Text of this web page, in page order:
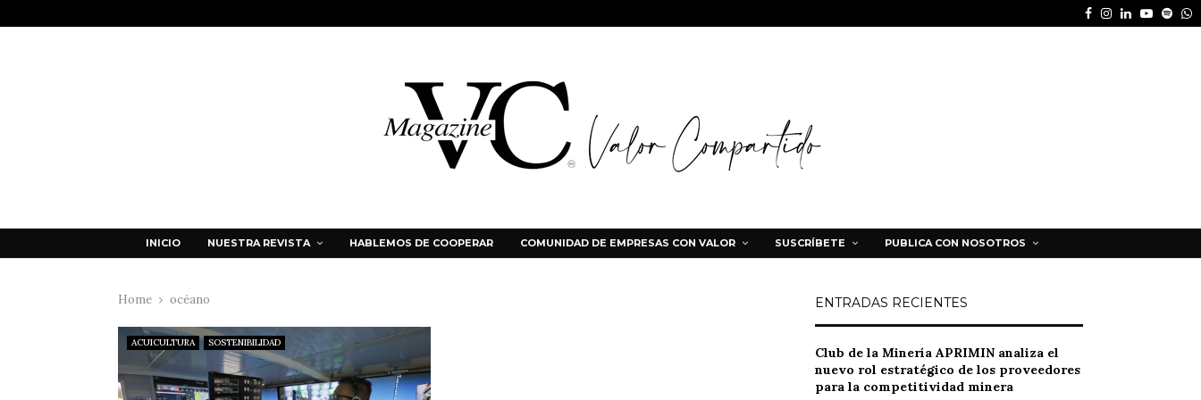
Facebook
Instagram
LinkedinYoutube
INICIO NUESTRA REVISTA HABLEMOS DE COOPERAR COMUNIDAD DE EMPRESAS CON VALOR SUSCRÍBETE PUBLICA CON NOSOTROS
Home océano
ACUICULTURA SOSTENIBILIDAD
ENTRADAS RECIENTES
Club de la Minería APRIMIN analiza el
nuevo rol estratégico de los proveedores
para la competitividad minera